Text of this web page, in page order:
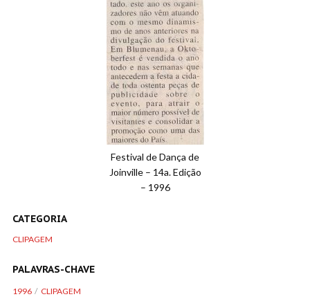
Festival de Dança de
Joinville – 14a. Edição
– 1996
CATEGORIA
CLIPAGEM
PALAVRAS-CHAVE
1996 CLIPAGEM